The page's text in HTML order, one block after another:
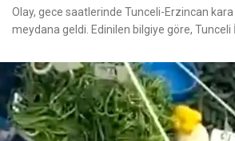
Olay, gece saatlerinde Tunceli-Erzincan
meydana geldi. Edinilen bilgiye göre, Tunceli